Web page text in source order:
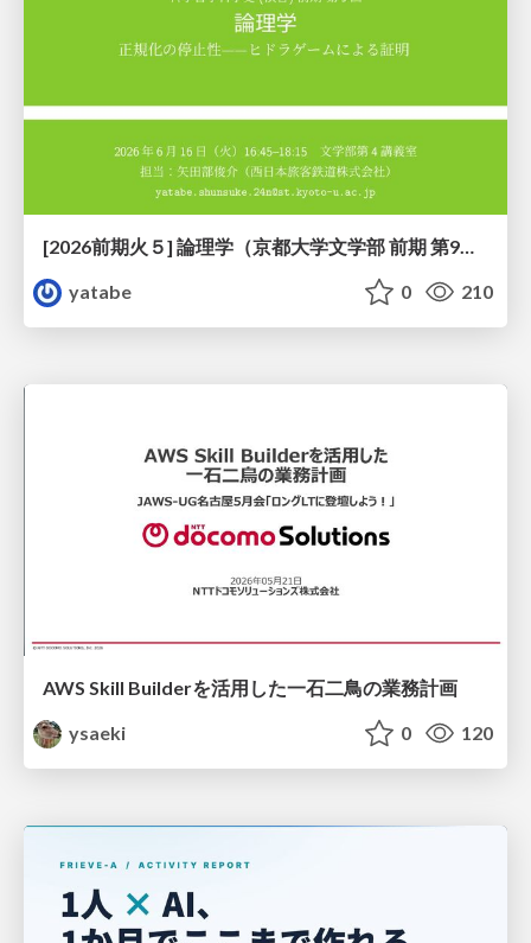
yatabe
0 210
AWS Skill Builderを活用した一石二鳥の業務計画
ysaeki
0 120